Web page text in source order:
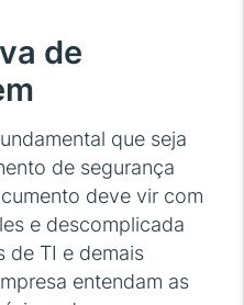
de
que seja
de segurança
deve vir com
e descomplicada
de TI e demais
entendam as